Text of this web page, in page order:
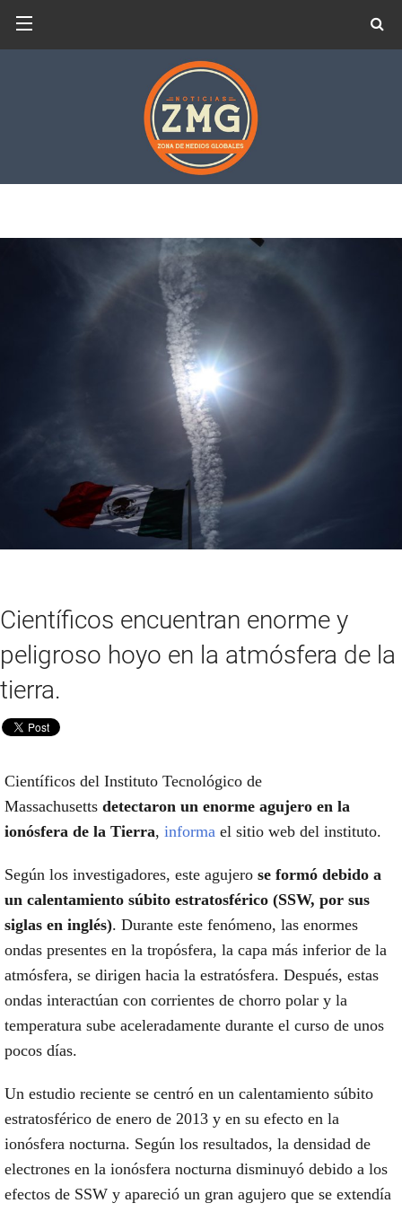
Científicos encuentran enorme y
peligroso hoyo en la atmósfera de la
tierra.
Científicos del Instituto Tecnológico de
Massachusetts detectaron un enorme agujero en la
ionósfera de la Tierra, informa el sitio web del instituto.
Según los investigadores, este agujero se formó debido a
un calentamiento súbito estratosférico (SSW, por sus
siglas en inglés). Durante este fenómeno, las enormes
ondas presentes en la tropósfera, la capa más inferior de la
atmósfera, se dirigen hacia la estratósfera. Después, estas
ondas interactúan con corrientes de chorro polar y la
temperatura sube aceleradamente durante el curso de unos
pocos días.
Un estudio reciente se centró en un calentamiento súbito
estratosférico de enero de 2013 y en su efecto en la
ionósfera nocturna. Según los resultados, la densidad de
electrones en la ionósfera nocturna disminuyó debido a los
efectos de SSW y apareció un gran agujero que se extendía